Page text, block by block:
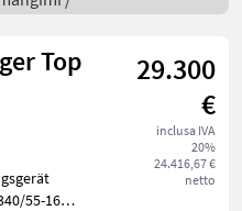
Top
29.300
€
inclusa IVA
20%
24.416,67 €
netto
55-16